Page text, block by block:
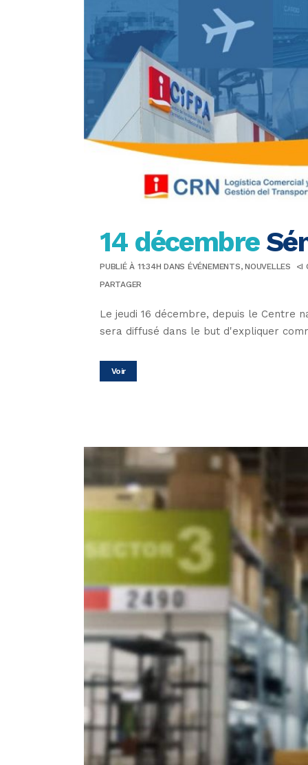
14 décembre
PUBLIÉ À 11:34H DANS ÉVÉNEMENTS,NOUVELLES
<I
PARTAGER
Le jeudi 16 décembre, depuis le Centre
sera diffusé dans le but d'expliquer
Voir